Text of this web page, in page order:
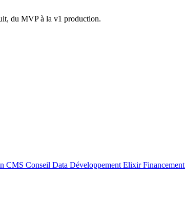
du MVP à la v1 production.
CMS Conseil Data Développement ElixirFinancement